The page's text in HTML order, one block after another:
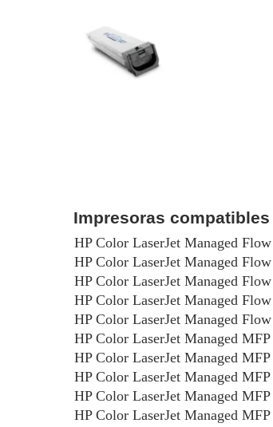
Impresoras
HP Color LaserJet Managed
HP Color LaserJet Managed
HP Color LaserJet Managed
HP Color LaserJet Managed
HP Color LaserJet Managed
HP Color LaserJet Managed
HP Color LaserJet Managed
HP Color LaserJet Managed
HP Color LaserJet Managed
HP Color LaserJet Managed